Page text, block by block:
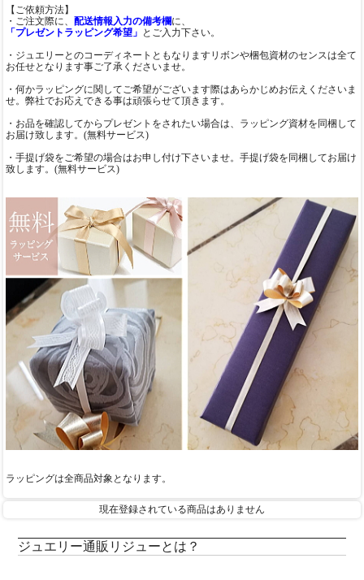
【ご依頼方法】
・ご注文際に、 配送情報入力の備考欄に、
「プレゼントラッピング希望」 とご入力下さい。
・ジュエリーとのコーディネートともなりますリボンや梱包資材のセンスは全て
お任せとなります事ご了承くださいませ。
・何かラッピングに関してご希望がございます際はあらかじめお伝えくださいま
せ。弊社でお応えできる事は頑張らせて頂きます。
・お品を確認してからプレゼントをされたい場合は、ラッピング資材を同梱して
お届け致します。(無料サービス)
・手提げ袋をご希望の場合はお申し付け下さいませ。手提げ袋を同梱してお届け
致します。(無料サービス)
ラッピングは全商品対象となります。
現在登録されている商品はありません
ジュエリー通販リジューとは？